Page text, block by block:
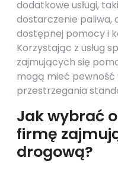
dodatkowe usługi,
dostarczenie paliwa,
dostępnej pomocy i
Korzystając z usług
zajmujących się
mogą mieć pewność
przestrzegania
Jak wybrać
firmę
drogową?